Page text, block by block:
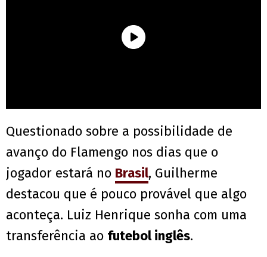
Questionado sobre a possibilidade de
avanço do Flamengo nos dias que o
jogador estará no Brasil, Guilherme
destacou que é pouco provável que algo
aconteça. Luiz Henrique sonha com uma
transferência ao futebol inglês.